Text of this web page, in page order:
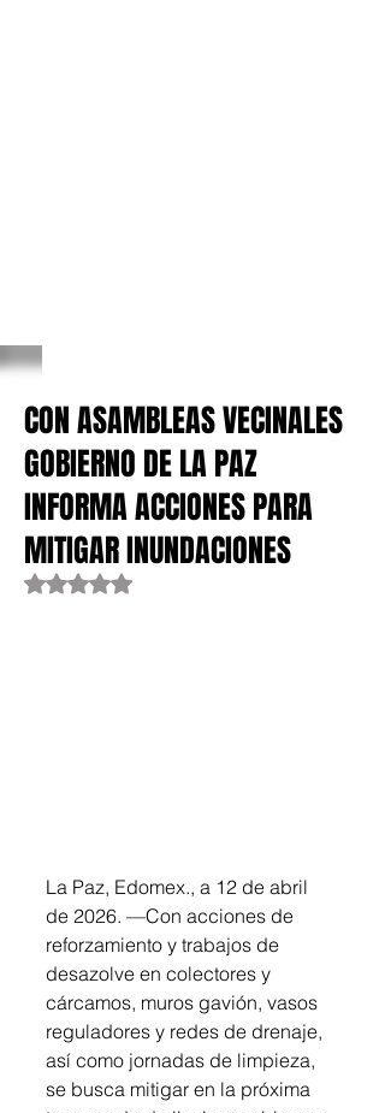
CON ASAMBLEAS VECINALES
GOBIERNO DE LA PAZ
INFORMA ACCIONES PARA
MITIGAR INUNDACIONES
Obtuvo NaN de 5 estrellas.
La Paz, Edomex., a 12 de abril
de 2026. —Con acciones de
reforzamiento y trabajos de
desazolve en colectores y
cárcamos, muros gavión, vasos
reguladores y redes de drenaje,
así como jornadas de limpieza,
se busca mitigar en la próxima